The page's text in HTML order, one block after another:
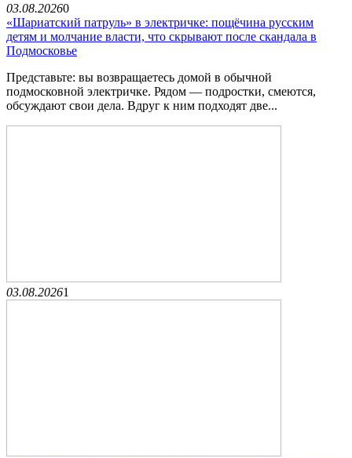
03.08.20260
«Шариатский патруль» в электричке: пощёчина русским
детям и молчание власти, что скрывают после скандала в
Подмосковье
Представьте: вы возвращаетесь домой в обычной
подмосковной электричке. Рядом — подростки, смеются,
обсуждают свои дела. Вдруг к ним подходят две...
03.08.20261